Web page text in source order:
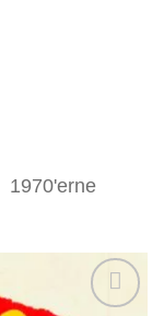
1970'erne